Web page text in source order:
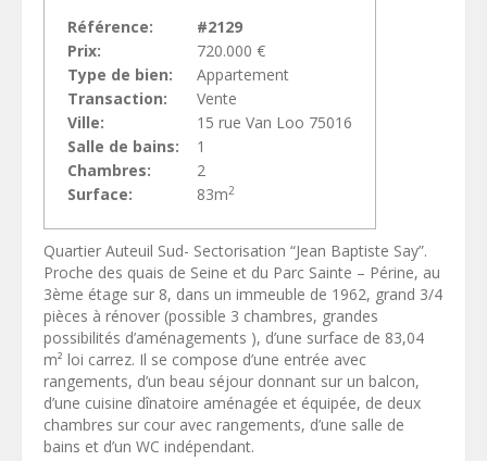
Référence:
#2129
Prix:
720.000 €
Type de bien:
Appartement
Transaction:
Vente
Ville:
15 rue Van Loo 75016
Salle de bains:
1
Chambres:
2
Surface:
83m2
Quartier Auteuil Sud- Sectorisation “Jean Baptiste Say”.
Proche des quais de Seine et du Parc Sainte – Périne, au
3ème étage sur 8, dans un immeuble de 1962, grand 3/4
pièces à rénover (possible 3 chambres, grandes
possibilités d’aménagements ), d’une surface de 83,04
m² loi carrez. Il se compose d’une entrée avec
rangements, d’un beau séjour donnant sur un balcon,
d’une cuisine dînatoire aménagée et équipée, de deux
chambres sur cour avec rangements, d’une salle de
bains et d’un WC indépendant.